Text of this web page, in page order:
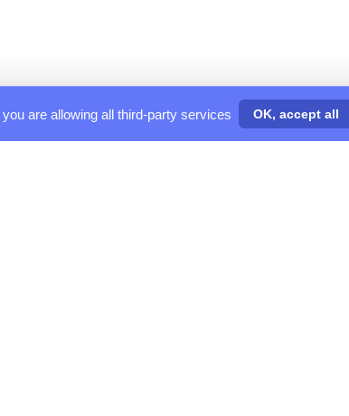
you are allowing all third-party services OK, accept all